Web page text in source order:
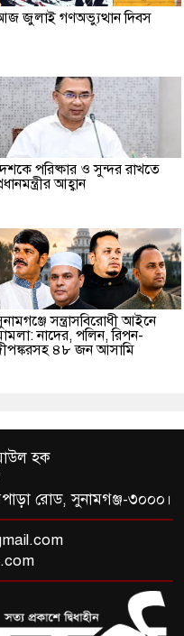
জুলাই গণঅভ্যুত্থান দিবস
পরিষ্কার ও সুন্দর রাখতে
আহ্বান
সন্ত্রাসবিরোধী আইনে
নাদের, পলিন, রিপন-
৪৮ জন আসামি
হক
রোড, সুনামগঞ্জ-৩০০০।